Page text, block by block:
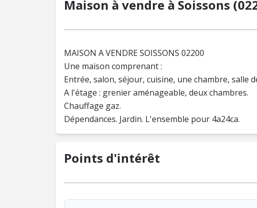
Maison à vendre à Soissons
MAISON A VENDRE SOISSONS 02200
Une maison comprenant :
Entrée, salon, séjour, cuisine, une chambre, salle
A l'étage : grenier aménageable, deux chambres.
Chauffage gaz.
Dépendances. Jardin. L'ensemble pour 4a24ca.
Points d'intérêt